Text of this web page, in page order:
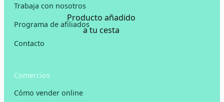
Trabaja con nosotros
Programa de afiliados
Contacto
Comercios
Cómo vender online
Producto añadido
a tu cesta